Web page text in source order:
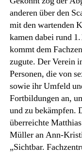
anderen über den
mit den wartenden
kamen dabei rund
kommt dem
zugute. Der Verein
Personen, die von
sowie ihr Umfeld
Fortbildungen an,
und zu bekämpfen.
überreichte
Müller an Ann-
„Sichtbar.